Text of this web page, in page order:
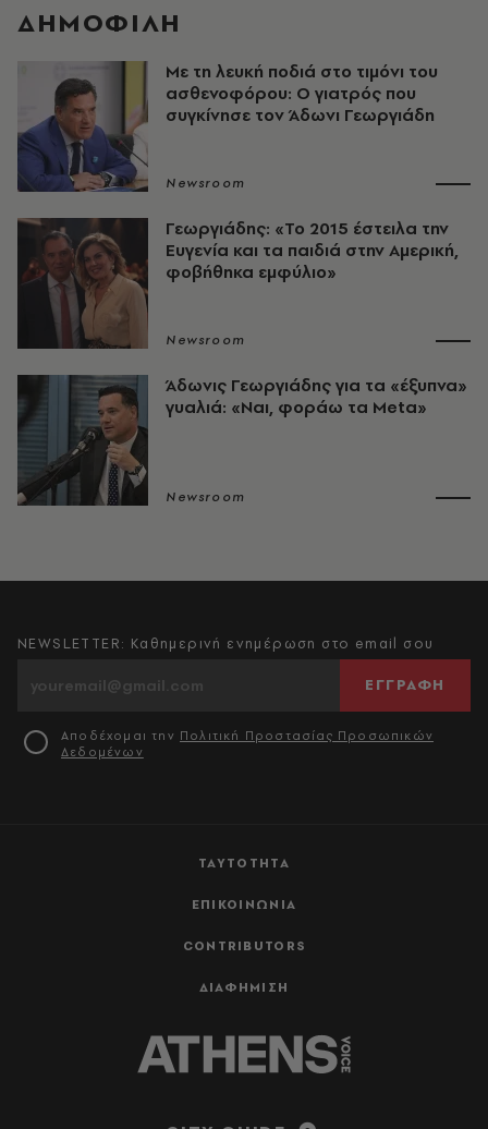
ΔΗΜΟΦΙΛΗ
Με τη λευκή ποδιά στο τιμόνι του
ασθενοφόρου: Ο γιατρός που
συγκίνησε τον Άδωνι Γεωργιάδη
Newsroom
Γεωργιάδης: «Το 2015 έστειλα την
Ευγενία και τα παιδιά στην Αμερική,
φοβήθηκα εμφύλιο»
Newsroom
Άδωνις Γεωργιάδης για τα «έξυπνα»
γυαλιά: «Ναι, φοράω τα Meta»
Newsroom
ΤΑΥΤΟΤΗΤΑ
ΕΠΙΚΟΙΝΩΝΙΑ
CONTRIBUTORS
ΔΙΑΦΗΜΙΣΗ
NEWSLETTER: Καθημερινή ενημέρωση στο email σου
ΕΓΓΡΑΦΗ
Αποδέχομαι την Πολιτική Προστασίας Προσωπικών
Δεδομένων